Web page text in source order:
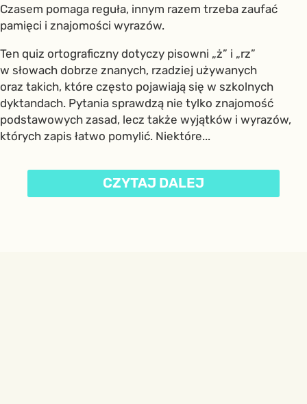
Czasem pomaga reguła, innym razem trzeba zaufać
pamięci i znajomości wyrazów.
Ten quiz ortograficzny dotyczy pisowni „ż” i „rz”
w słowach dobrze znanych, rzadziej używanych
oraz takich, które często pojawiają się w szkolnych
dyktandach. Pytania sprawdzą nie tylko znajomość
podstawowych zasad, lecz także wyjątków i wyrazów,
których zapis łatwo pomylić. Niektóre...
CZYTAJ DALEJ